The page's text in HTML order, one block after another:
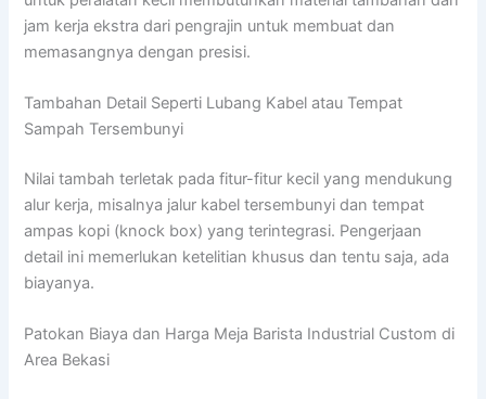
jam kerja ekstra dari pengrajin untuk membuat dan
memasangnya dengan presisi.
Tambahan Detail Seperti Lubang Kabel atau Tempat
Sampah Tersembunyi
Nilai tambah terletak pada fitur-fitur kecil yang mendukung
alur kerja, misalnya jalur kabel tersembunyi dan tempat
ampas kopi (knock box) yang terintegrasi. Pengerjaan
detail ini memerlukan ketelitian khusus dan tentu saja, ada
biayanya.
Patokan Biaya dan Harga Meja Barista Industrial Custom di
Area Bekasi